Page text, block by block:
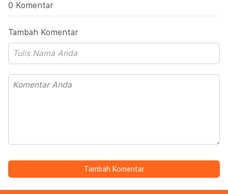
0 Komentar
Tambah Komentar
Tambah Komentar